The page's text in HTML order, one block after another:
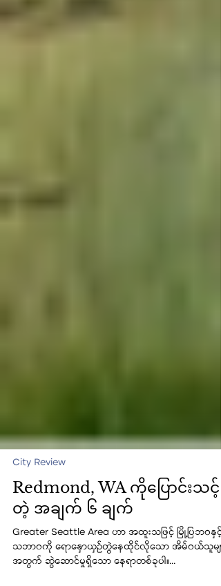
City Review
Redmond, WA ကိုပြောင်းသင့်
တဲ့ အချက် ၆ ချက်